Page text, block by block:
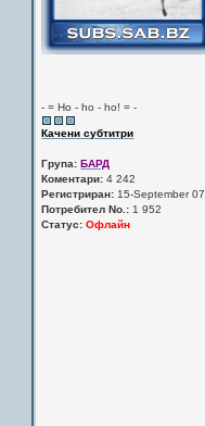
- = Ho - ho - ho! = -
Качени субтитри
Група: БАРД
Коментари: 4 242
Регистриран: 15-September 07
Потребител No.: 1 952
Статус: Офлайн